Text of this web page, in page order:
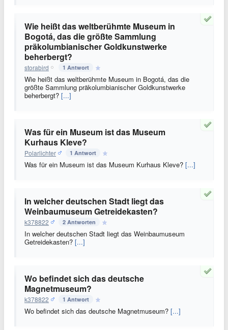
Wie heißt das weltberühmte Museum in
Bogotá, das die größte Sammlung
präkolumbianischer Goldkunstwerke
beherbergt?
storabird 1 Antwort
Wie heißt das weltberühmte Museum in Bogotá, das die
größte Sammlung präkolumbianischer Goldkunstwerke
beherbergt? [...]
Was für ein Museum ist das Museum
Kurhaus Kleve?
Polarlichter 1 Antwort
Was für ein Museum ist das Museum Kurhaus Kleve? [...]
In welcher deutschen Stadt liegt das
Weinbaumuseum Getreidekasten?
k378822 2 Antworten
In welcher deutschen Stadt liegt das Weinbaumuseum
Getreidekasten? [...]
Wo befindet sich das deutsche
Magnetmuseum?
k378822 1 Antwort
Wo befindet sich das deutsche Magnetmuseum? [...]